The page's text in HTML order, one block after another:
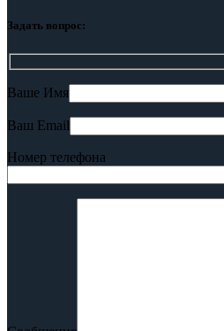
Задать вопрос:
Ваше Имя
Ваш Email
Номер телефона